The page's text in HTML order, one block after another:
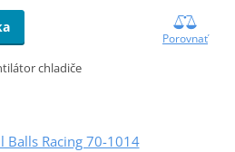
Porovnať
chladiče
Balls Racing 70-1014